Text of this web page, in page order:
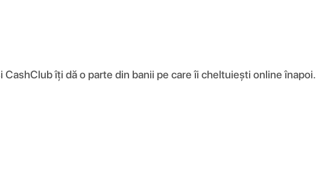
îți dă o parte din banii pe care îi cheltuiești online înapoi.